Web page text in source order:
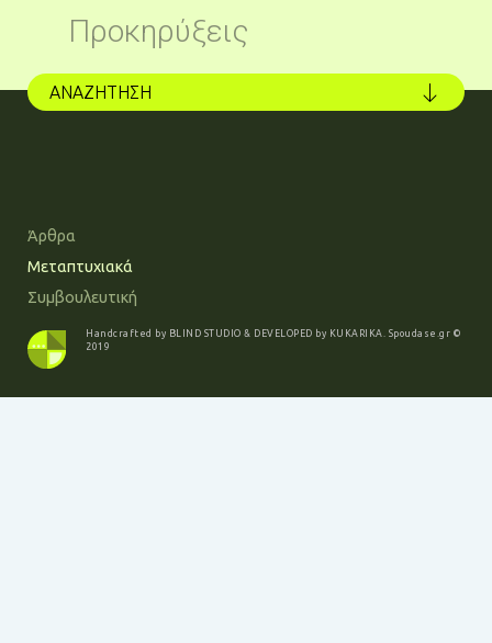
Προκηρύξεις
ΑΝΑΖΗΤΗΣΗ
Άρθρα
Μεταπτυχιακά
Συμβουλευτική
Handcrafted by BLIND STUDIO & DEVELOPED by KUKARIKA. Spoudase.gr ©
2019